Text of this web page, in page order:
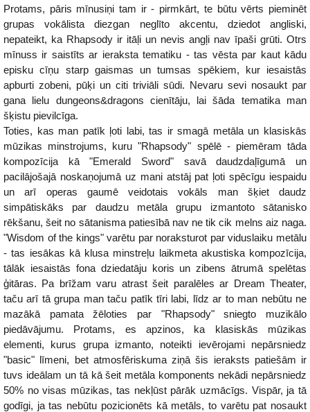
Protams, pāris mīnusiņi tam ir - pirmkārt, te būtu vērts pieminēt
grupas vokālista diezgan neglīto akcentu, dziedot angliski,
nepateikt, ka Rhapsody ir itāļi un nevis angļi nav īpaši grūti. Otrs
mīnuss ir saistīts ar ieraksta tematiku - tas vēsta par kaut kādu
episku cīņu starp gaismas un tumsas spēkiem, kur iesaistās
apburti zobeni, pūķi un citi triviāli sūdi. Nevaru sevi nosaukt par
gana lielu dungeons&dragons cienītāju, lai šāda tematika man
šķistu pievilcīga.
Toties, kas man patīk ļoti labi, tas ir smagā metāla un klasiskās
mūzikas minstrojums, kuru "Rhapsody" spēlē - piemēram tāda
kompozīcija kā "Emerald Sword" savā daudzdaļīgumā un
pacilājošajā noskaņojumā uz mani atstāj pat ļoti spēcīgu iespaidu
un arī operas gaumē veidotais vokāls man šķiet daudz
simpātiskāks par daudzu metāla grupu izmantoto sātanisko
rēkšanu, šeit no sātanisma patiesībā nav ne tik cik melns aiz naga.
"Wisdom of the kings" varētu par noraksturot par viduslaiku metālu
- tas iesākas kā klusa minstreļu laikmeta akustiska kompozīcija,
tālāk iesaistās fona dziedatāju koris un zibens ātrumā spelētas
ģitāras. Pa brīžam varu atrast šeit paralēles ar Dream Theater,
taču arī tā grupa man taču patīk tīri labi, līdz ar to man nebūtu ne
mazākā pamata žēloties par "Rhapsody" sniegto muzikālo
piedāvājumu. Protams, es apzinos, ka klasiskās mūzikas
elementi, kurus grupa izmanto, noteikti ievērojami nepārsniedz
"basic" līmeni, bet atmosfēriskuma ziņā šis ieraksts patiešām ir
tuvs ideālam un tā kā šeit metāla komponents nekādi nepārsniedz
50% no visas mūzikas, tas nekļūst pārāk uzmācīgs. Vispār, ja tā
godīgi, ja tas nebūtu pozicionēts kā metāls, to varētu pat nosaukt